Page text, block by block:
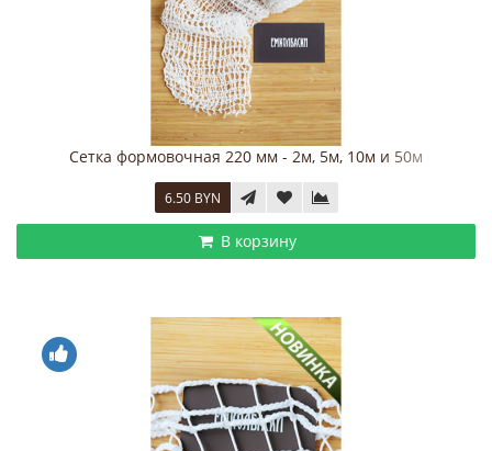
Сетка формовочная 220 мм - 2м, 5м, 10м и 50м
6.50 BYN
В корзину